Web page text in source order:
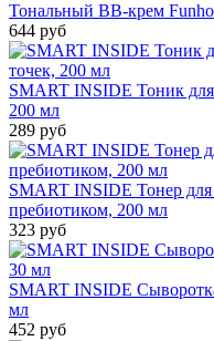
Тональный BB-крем
644 руб
SMART INSIDE Тоник
200 мл
289 руб
SMART INSIDE Тонер
пребиотиком, 200 мл
323 руб
SMART INSIDE
мл
452 руб